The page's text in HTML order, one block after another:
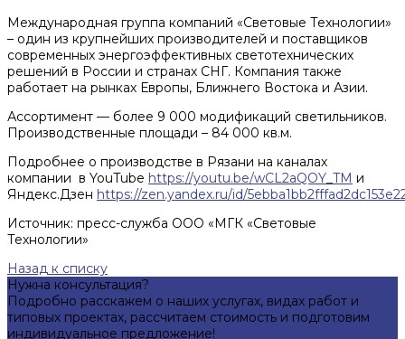
Международная группа компаний «Световые Технологии»
– один из крупнейших производителей и поставщиков
современных энергоэффективных светотехнических
решений в России и странах СНГ. Компания также
работает на рынках Европы, Ближнего Востока и Азии.
Ассортимент — более 9 000 модификаций светильников.
Производственные площади – 84 000 кв.м.
Подробнее о производстве в Рязани на каналах
компании в YouTube https://youtu.be/wCL2aQOY_TM и
Яндекс.Дзен https://zen.yandex.ru/id/
Источник: пресс-служба ООО «МГК «Световые
Технологии»
Назад к списку
Нужна консультация?
Подробно расскажем о наших услугах, видах работ и
типовых проектах, рассчитаем стоимость и подготовим
индивидуальное предложение!